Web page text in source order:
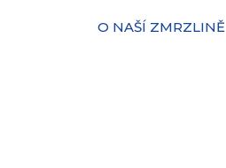
O NAŠÍ ZMRZLINĚ